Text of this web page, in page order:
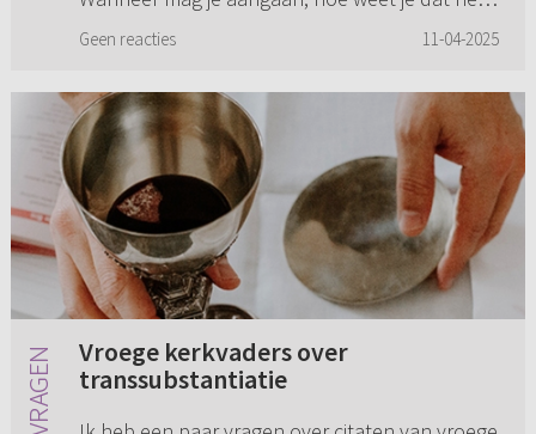
Geen reacties 11-04-2025
Vroege kerkvaders over
transsubstantiatie